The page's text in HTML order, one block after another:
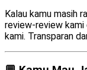
Kalau kamu masih
review-review kami
kami. Transparan